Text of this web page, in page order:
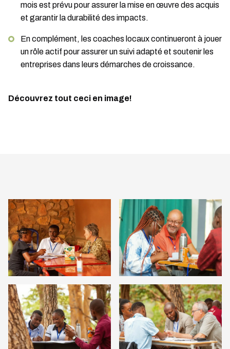
mois est prévu pour assurer la mise en œuvre des acquis
et garantir la durabilité des impacts.
En complément, les coaches locaux continueront à jouer
un rôle actif pour assurer un suivi adapté et soutenir les
entreprises dans leurs démarches de croissance.
Découvrez tout ceci en image!